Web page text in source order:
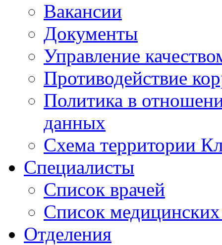
Вакансии
Документы
Управление
Противодействие
Политика в
данных
Схема территории
Специалисты
Список врачей
Список медицинских
Отделения